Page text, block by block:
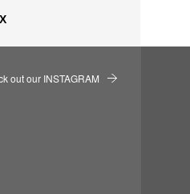
out our INSTAGRAM